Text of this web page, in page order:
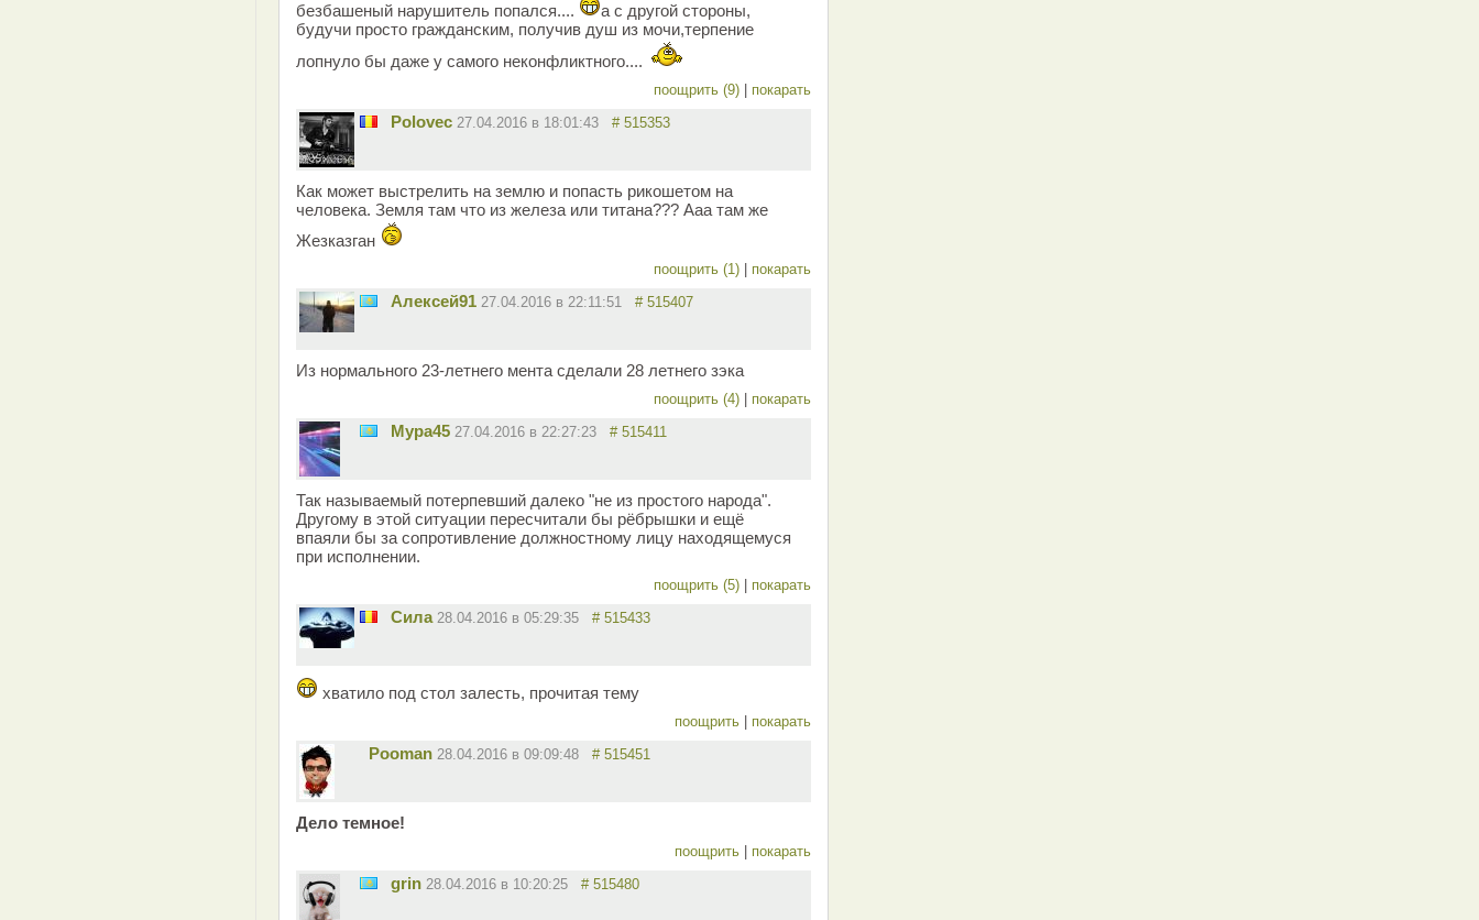
безбашеный нарушитель попался....
а с другой стороны,
будучи просто гражданским, получив душ из мочи,терпение
лопнуло бы даже у самого неконфликтного....
поощрить (9) покарать
Polovec 27.04.2016 в 18:01:43 # 515353
Как может выстрелить на землю и попасть рикошетом на
человека. Земля там что из железа или титана??? Ааа там же
Жезказган
поощрить (1) покарать
Алексей91 27.04.2016 в 22:11:51 # 515407
Из нормального 23-летнего мента сделали 28 летнего зэка
поощрить (4) покарать
Мура45 27.04.2016 в 22:27:23 # 515411
Так называемый потерпевший далеко "не из простого народа".
Другому в этой ситуации пересчитали бы рёбрышки и ещё
впаяли бы за сопротивление должностному лицу находящемуся
при исполнении.
поощрить (5) покарать
Сила 28.04.2016 в 05:29:35 # 515433
хватило под стол залесть, прочитая тему
поощрить покарать
Pooman 28.04.2016 в 09:09:48 # 515451
Дело темное!
поощрить покарать
grin 28.04.2016 в 10:20:25 # 515480